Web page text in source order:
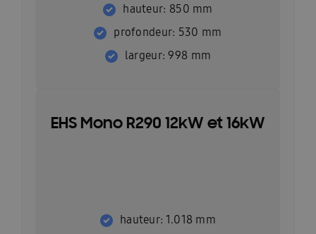
hauteur: 850 mm
profondeur: 530 mm
largeur: 998 mm
EHS Mono R290 12kW et 16kW
hauteur: 1.018 mm